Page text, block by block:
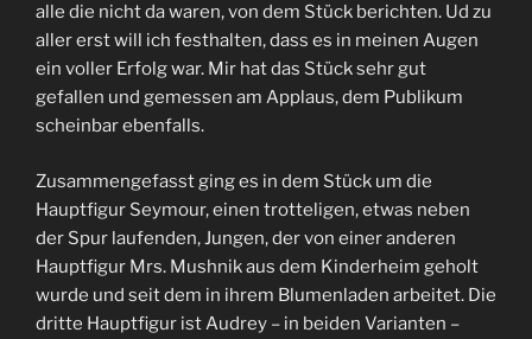
alle die nicht da waren, von dem Stück berichten. Ud zu
aller erst will ich festhalten, dass es in meinen Augen
ein voller Erfolg war. Mir hat das Stück sehr gut
gefallen und gemessen am Applaus, dem Publikum
scheinbar ebenfalls.
Zusammengefasst ging es in dem Stück um die
Hauptfigur Seymour, einen trotteligen, etwas neben
der Spur laufenden, Jungen, der von einer anderen
Hauptfigur Mrs. Mushnik aus dem Kinderheim geholt
wurde und seit dem in ihrem Blumenladen arbeitet. Die
dritte Hauptfigur ist Audrey – in beiden Varianten –